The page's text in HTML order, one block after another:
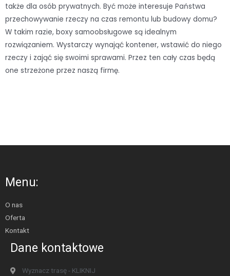
także dla osób prywatnych. Być może interesuje Państwa
przechowywanie rzeczy na czas remontu lub budowy domu?
W takim razie, boxy samoobsługowe są idealnym
rozwiązaniem. Wystarczy wynająć kontener, wstawić do niego
rzeczy i zająć się swoimi sprawami. Przez ten cały czas będą
one strzeżone przez naszą firmę.
Menu:
O nas
Oferta
Kontakt
Dane kontaktowe
Wyznacz trasę - KLIKNIJ